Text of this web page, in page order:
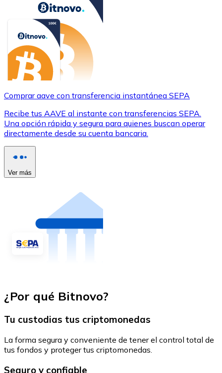
Comprar aave con transferencia instantánea SEPA
Recibe tus AAVE al instante con transferencias SEPA.
Una opción rápida y segura para quienes buscan operar
directamente desde su cuenta bancaria.
Ver más
¿Por qué Bitnovo?
Tu custodias tus criptomonedas
La forma segura y conveniente de tener el control total de
tus fondos y proteger tus criptomonedas.
Seguro y confiable